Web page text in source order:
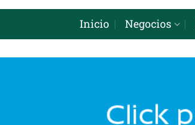
Inicio Negocios